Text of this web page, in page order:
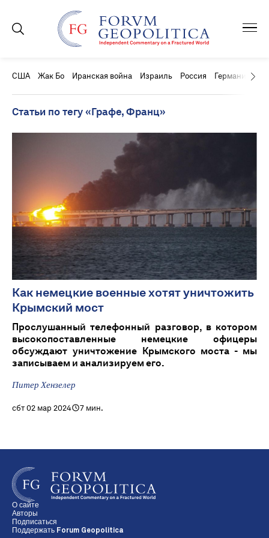
США Жак Бо Иранская война Израиль Россия Германия
Статьи по тегу «Графе, Франц»
Как немецкие военные хотят уничтожить
Крымский мост
Прослушанный телефонный разговор, в котором
высокопоставленные немецкие офицеры
обсуждают уничтожение Крымского моста - мы
записываем и анализируем его.
Питер Хензелер
сбт 02 мар 2024 7 мин.
О сайте
Авторы
Подписаться
Поддержать Forum Geopolitica